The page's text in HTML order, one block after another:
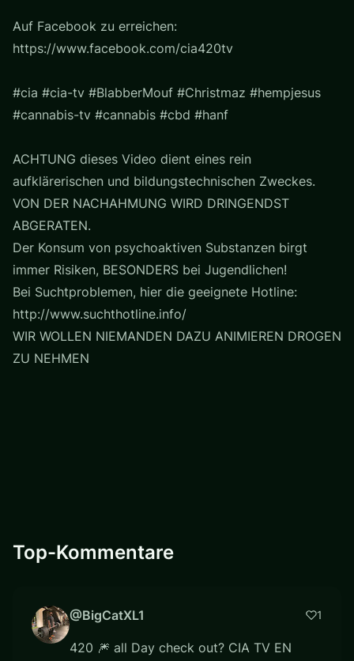
Auf Facebook zu erreichen:
https://www.facebook.com/cia420tv
#cia #cia-tv #BlabberMouf #Christmaz #hempjesus
#cannabis-tv #cannabis #cbd #hanf
ACHTUNG dieses Video dient eines rein
aufklärerischen und bildungstechnischen Zweckes.
VON DER NACHAHMUNG WIRD DRINGENDST
ABGERATEN.
Der Konsum von psychoaktiven Substanzen birgt
immer Risiken, BESONDERS bei Jugendlichen!
Bei Suchtproblemen, hier die geeignete Hotline:
http://www.suchthotline.info/
WIR WOLLEN NIEMANDEN DAZU ANIMIEREN DROGEN
ZU NEHMEN
Top-Kommentare
@BigCatXL1 1
420 🎆 all Day check out? CIA TV EN